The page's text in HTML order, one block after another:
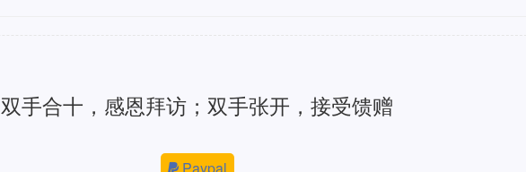
双手合十，感恩拜访；双手张开，接受馈赠